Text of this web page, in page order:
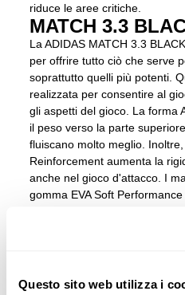
Questo sito web utilizza i
riduce le aree critiche.
MATCH 3.3
La ADIDAS MATCH 3.3
per offrire tutto ciò che serve
soprattutto quelli più potenti.
realizzata per consentire al
gli aspetti del gioco. La forma
il peso verso la parte
fluiscano molto meglio.
Reinforcement aumenta la
anche nel gioco d'attacco. I
gomma EVA Soft
comfort in egual misura. La